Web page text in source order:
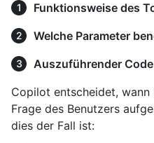
Funktionsweise des
Welche Parameter
Auszuführender Code
Copilot entscheidet,
Frage des Benutzers
dies der Fall ist: